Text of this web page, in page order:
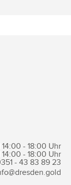
- 18:00 Uhr
- 18:00 Uhr
- 43 83 89 23